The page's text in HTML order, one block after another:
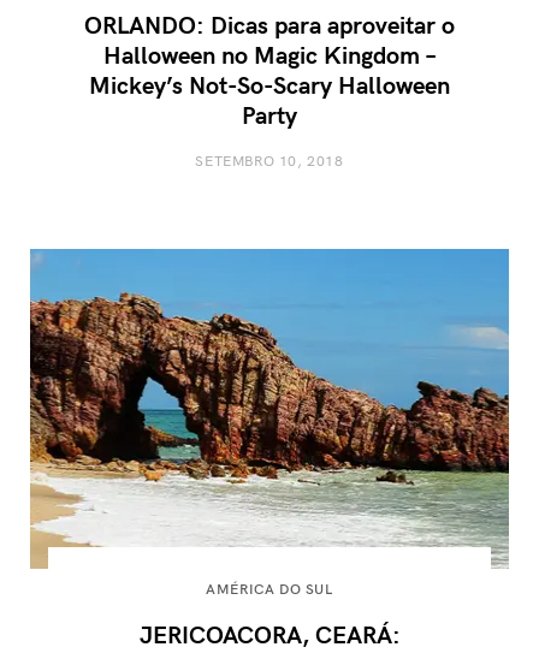
ORLANDO: Dicas para aproveitar o
Halloween no Magic Kingdom –
Mickey’s Not-So-Scary Halloween
Party
SETEMBRO 10, 2018
AMÉRICA DO SUL
JERICOACORA, CEARÁ: